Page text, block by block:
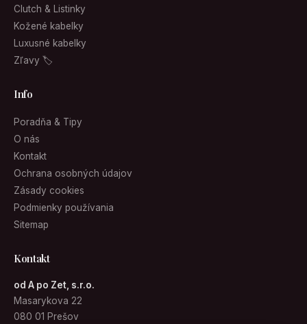
Clutch & Listinky
Kožené kabelky
Luxusné kabelky
Zľavy 🏷
Info
Poradňa & Tipy
O nás
Kontakt
Ochrana osobných údajov
Zásady cookies
Podmienky používania
Sitemap
Kontakt
od A po Zet, s.r.o.
Masarykova 22
080 01 Prešov